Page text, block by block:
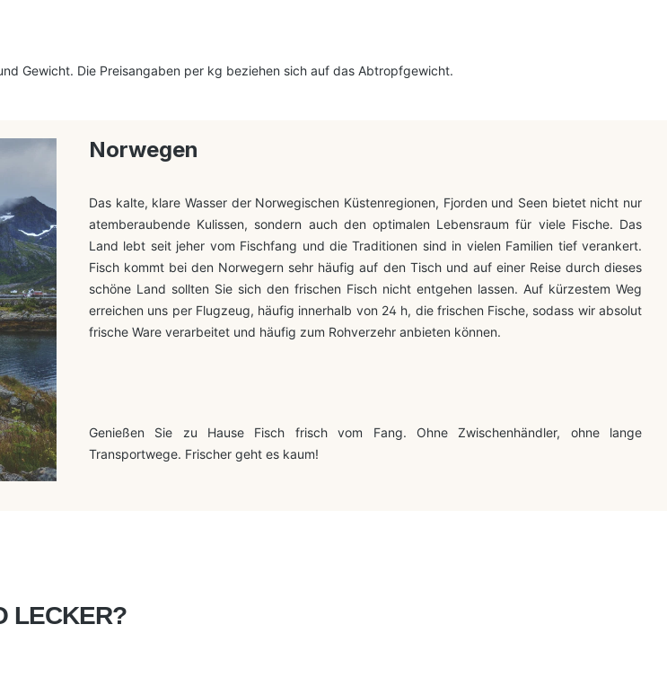
Gewicht. Die Preisangaben per kg beziehen sich auf das Abtropfgewicht.
Norwegen
Das kalte, klare Wasser der Norwegischen Küstenregionen, Fjorden und Seen bietet nicht nur
atemberaubende Kulissen, sondern auch den optimalen Lebensraum für viele Fische. Das
Land lebt seit jeher vom Fischfang und die Traditionen sind in vielen Familien tief verankert.
Fisch kommt bei den Norwegern sehr häufig auf den Tisch und auf einer Reise durch dieses
schöne Land sollten Sie sich den frischen Fisch nicht entgehen lassen. Auf kürzestem Weg
erreichen uns per Flugzeug, häufig innerhalb von 24 h, die frischen Fische, sodass wir absolut
frische Ware verarbeitet und häufig zum Rohverzehr anbieten können.
Genießen Sie zu Hause Fisch frisch vom Fang. Ohne Zwischenhändler, ohne lange
Transportwege. Frischer geht es kaum!
LECKER?